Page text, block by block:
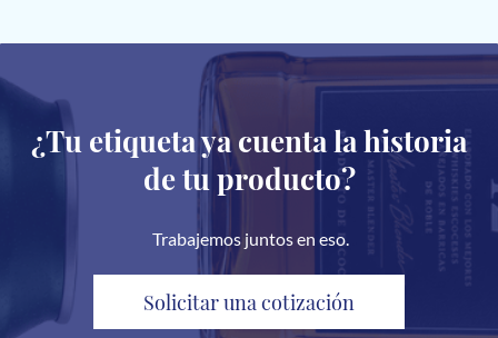
¿Tu etiqueta ya cuenta la historia
de tu producto?
Trabajemos juntos en eso.
Solicitar una cotización